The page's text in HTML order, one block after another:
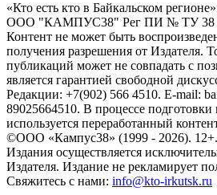
«Кто есть кто в Байкальском
ООО "КАМПУС38" Рег ПИ № ТУ 38 -
Контент не может быть
получения разрешения от Издателя.
публикаций может не совпадать с
является гарантией свободной
Редакции: +7(902) 566 4510. E-mail:
89025664510. В процессе
используется переработанный
©ООО «Кампус38» (1999 - 2026).
Издания осуществляется
Издателя. Издание не рекламирует
Свяжитесь с нами: info@kto-irkutsk.ru